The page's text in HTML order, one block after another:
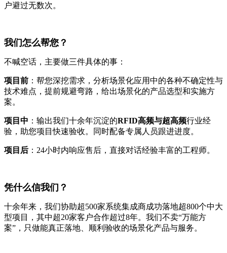
户避过无数次。
我们怎么帮您？
不喊空话，主要做三件具体的事：
项目前 ：帮您深挖需求，分析场景化应用中的各种不确定性与
技术难点，提前规避弯路，给出场景化的产品选型和实施方
案。
项目中 ：输出我们十余年沉淀的RFID高频与超高频行业经
验，助您项目快速验收。同时配备专属人员跟进进度。
项目后 ：24小时内响应售后，直接对话经验丰富的工程师。
凭什么信我们？
十余年来，我们协助超500家系统集成商成功落地超800个中大
型项目，其中超20家客户合作超过8年。我们不卖“万能方
案”，只做能真正落地、顺利验收的场景化产品与服务。